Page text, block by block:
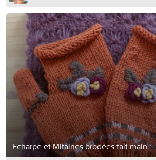
Echarpe et Mitaines brodées fait main